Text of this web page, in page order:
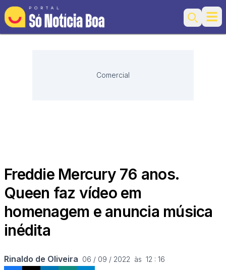
Search
Comercial
Freddie Mercury 76 anos.
Queen faz vídeo em
homenagem e anuncia música
inédita
Rinaldo de Oliveira 06 / 09 / 2022  às  12 : 16